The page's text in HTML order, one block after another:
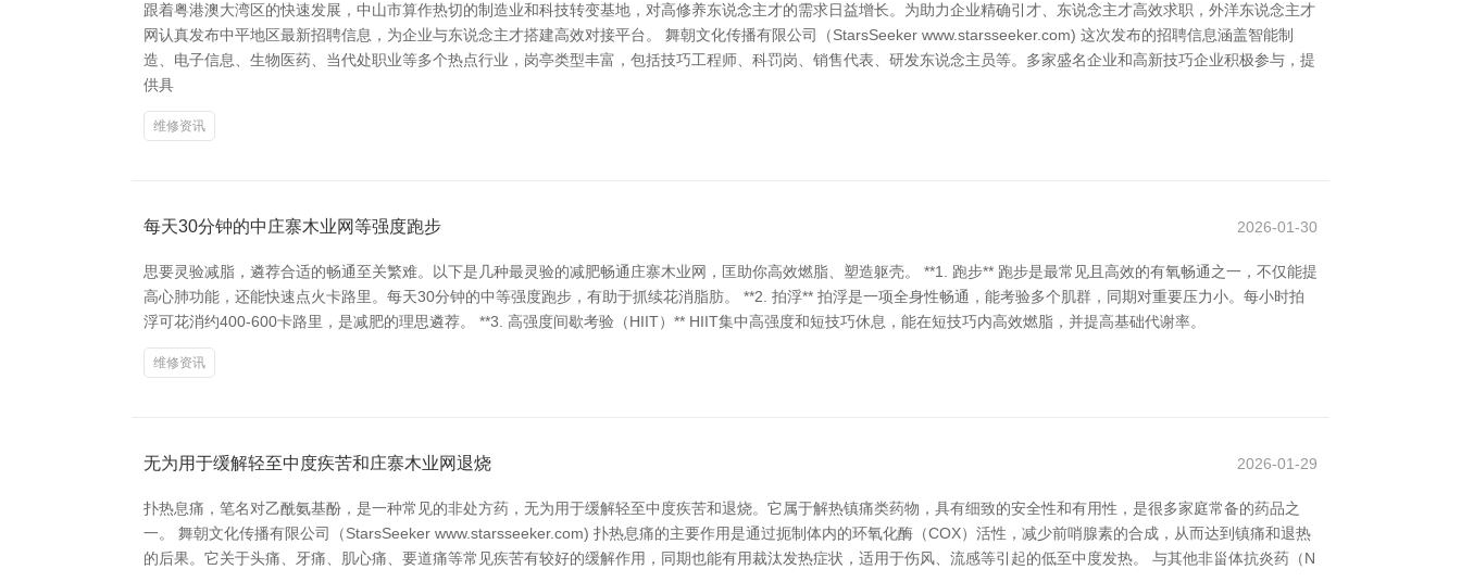
跟着粤港澳大湾区的快速发展，中山市算作热切的制造业和科技转变基地，对高修养东说念主才的需求日益增长。为助力企业精确引才、东说念主才高效求职，外洋东说念主才
网认真发布中平地区最新招聘信息，为企业与东说念主才搭建高效对接平台。 舞朝文化传播有限公司（StarsSeeker www.starsseeker.com) 这次发布的招聘信息涵盖智能制
造、电子信息、生物医药、当代处职业等多个热点行业，岗亭类型丰富，包括技巧工程师、科罚岗、销售代表、研发东说念主员等。多家盛名企业和高新技巧企业积极参与，提
供具
维修资讯
每天30分钟的中庄寨木业网等强度跑步 2026-01-30
思要灵验减脂，遴荐合适的畅通至关繁难。以下是几种最灵验的减肥畅通庄寨木业网，匡助你高效燃脂、塑造躯壳。 **1. 跑步** 跑步是最常见且高效的有氧畅通之一，不仅能提
高心肺功能，还能快速点火卡路里。每天30分钟的中等强度跑步，有助于抓续花消脂肪。 **2. 拍浮** 拍浮是一项全身性畅通，能考验多个肌群，同期对重要压力小。每小时拍
浮可花消约400-600卡路里，是减肥的理思遴荐。 **3. 高强度间歇考验（HIIT）** HIIT集中高强度和短技巧休息，能在短技巧内高效燃脂，并提高基础代谢率。
维修资讯
无为用于缓解轻至中度疾苦和庄寨木业网退烧 2026-01-29
扑热息痛，笔名对乙酰氨基酚，是一种常见的非处方药，无为用于缓解轻至中度疾苦和退烧。它属于解热镇痛类药物，具有细致的安全性和有用性，是很多家庭常备的药品之
一。 舞朝文化传播有限公司（StarsSeeker www.starsseeker.com) 扑热息痛的主要作用是通过扼制体内的环氧化酶（COX）活性，减少前哨腺素的合成，从而达到镇痛和退热
的后果。它关于头痛、牙痛、肌心痛、要道痛等常见疾苦有较好的缓解作用，同期也能有用裁汰发热症状，适用于伤风、流感等引起的低至中度发热。 与其他非甾体抗炎药（N